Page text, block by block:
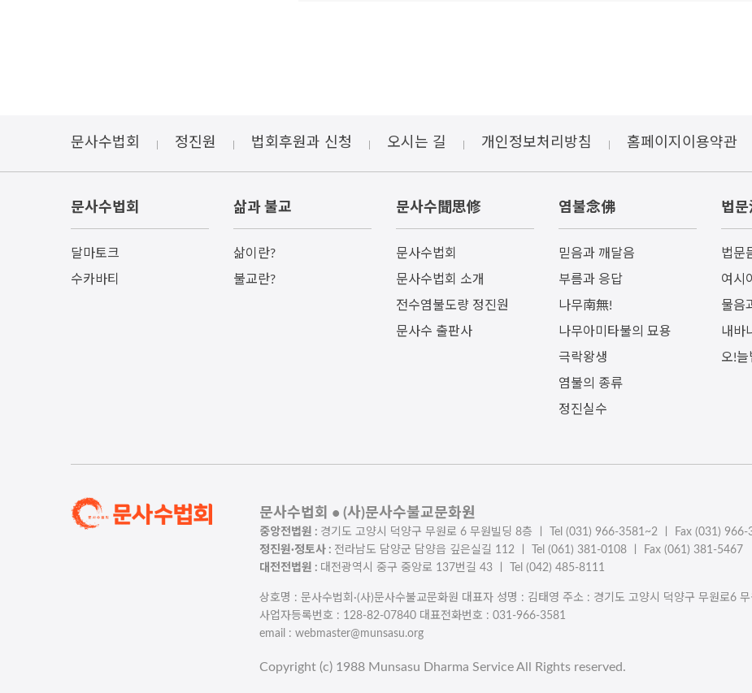
문사수법회 정진원 법회후원과 신청 오시는 길 개인정보처리방침 홈페이지이용약관
문사수법회
달마토크
수카바티
삶과 불교
삶이란?
불교란?
문사수聞思修
문사수법회
문사수법회 소개
전수염불도량 정진원
문사수 출판사
염불念佛
믿음과 깨달음
부름과 응답
나무南無!
나무아미타불의 묘용
극락왕생
염불의 종류
정진실수
법
법문
여시
물음
내바
오!늘
문사수법회 • (사)문사수불교문화원
중앙전법원 : 경기도 고양시 덕양구 무원로 6 무원빌딩 8층 ㅣ Tel (031) 966-3581~2 ㅣ Fax (031) 966-
정진원·정토사 : 전라남도 담양군 담양읍 깊은실길 112 ㅣ Tel (061) 381-0108 ㅣ Fax (061) 381-5467
대전전법원 : 대전광역시 중구 중앙로 137번길 43 ㅣ Tel (042) 485-8111
상호명 : 문사수법회·(사)문사수불교문화원 대표자 성명 : 김태영 주소 : 경기도 고양시 덕양구 무원로6
사업자등록번호 : 128-82-07840 대표전화번호 : 031-966-3581
email : webmaster@munsasu.org
Copyright (c) 1988 Munsasu Dharma Service All Rights reserved.